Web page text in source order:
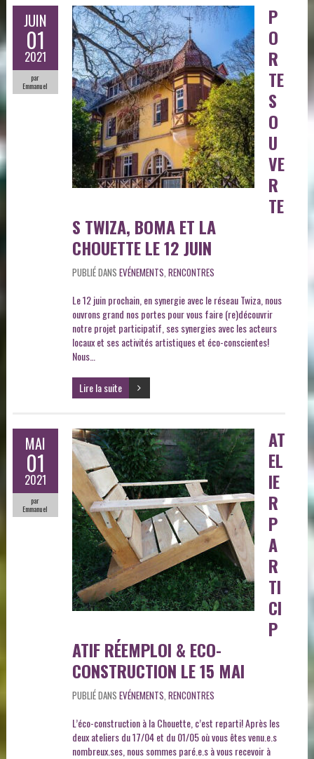
JUIN
01
2021
par
Emmanuel
P
O
R
TE
S
O
U
VE
R
TE
S TWIZA, BOMA ET LA
CHOUETTE LE 12 JUIN
PUBLIÉ DANS EVÉNEMENTS RENCONTRES
Le 12 juin prochain, en synergie avec le réseau Twiza, nous
ouvrons grand nos portes pour vous faire (re)découvrir
notre projet participatif, ses synergies avec les acteurs
locaux et ses activités artistiques et éco-conscientes!
Nous…
Lire la suite
MAI
01
2021
par
Emmanuel
AT
EL
IE
R
P
A
R
TI
CI
P
ATIF RÉEMPLOI & ECO-
CONSTRUCTION LE 15 MAI
PUBLIÉ DANS EVÉNEMENTS RENCONTRES
L’éco-construction à la Chouette, c’est reparti! Après les
deux ateliers du 17/04 et du 01/05 où vous êtes venu.e.s
nombreux.ses, nous sommes paré.e.s à vous recevoir à